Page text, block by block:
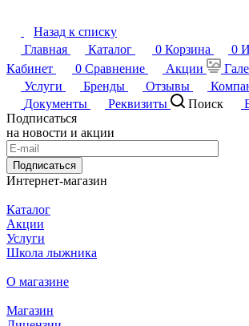
Назад к списку
Главная
Каталог 0 Корзина 0
Кабинет
0 Сравнение Акции
Услуги
Бренды Отзывы
Документы
Реквизиты Поиск
Подписаться
на новости и акции
Подписаться
Интернет-магазин
Каталог
Акции
Услуги
Школа лыжника
О магазине
Магазин